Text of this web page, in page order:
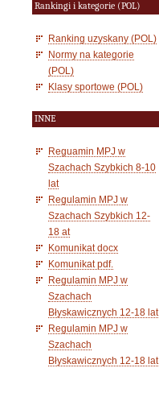
Rankingi i kategorie (POL)
Ranking uzyskany (POL)
Normy na kategorie
(POL)
Klasy sportowe (POL)
INNE
Reguamin MPJ w
Szachach Szybkich 8-10
lat
Regulamin MPJ w
Szachach Szybkich 12-
18 at
Komunikat docx
Komunikat pdf.
Regulamin MPJ w
Szachach
Błyskawicznych 12-18 lat
Regulamin MPJ w
Szachach
Błyskawicznych 12-18 lat